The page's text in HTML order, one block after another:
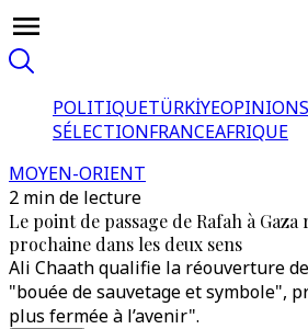
POLITIQUETÜRKİYEOPINIONS
SÉLECTIONFRANCEAFRIQUE
MOYEN-ORIENT
2 min de lecture
Le point de passage de Rafah à
prochaine dans les deux sens
Ali Chaath qualifie la réouverture
"bouée de sauvetage et symbole",
plus fermée à l’avenir".